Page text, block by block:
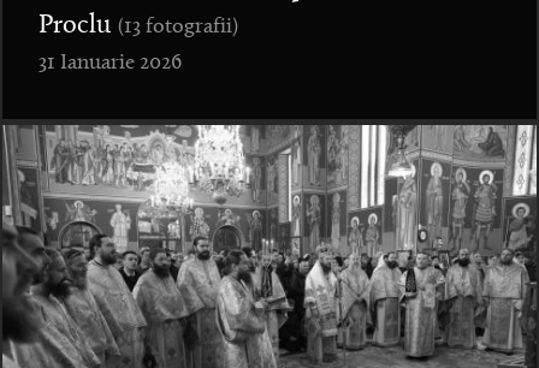
Proclu (13 fotografii)
31 Ianuarie 2026